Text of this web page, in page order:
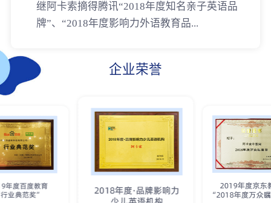
继阿卡索摘得腾讯“2018年度知名亲子英语品
牌”、“2018年度影响力外语教育品...
企业荣誉